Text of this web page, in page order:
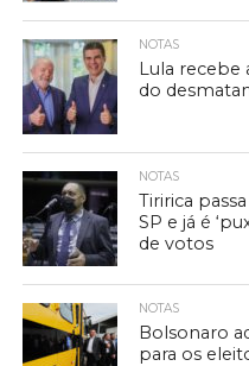
NOTAS
Lula recebe
do
NOTAS
Tiririca
SP e já é
de votos
NOTAS
Bolsonaro
para os